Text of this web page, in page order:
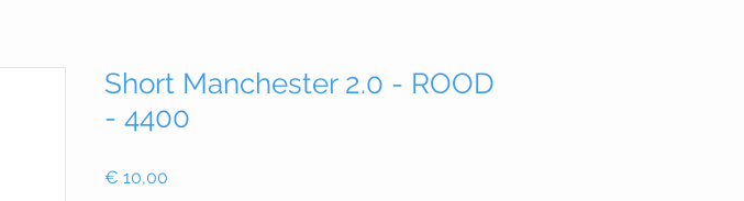
Short Manchester 2.0 - ROOD
- 4400
€ 10,00